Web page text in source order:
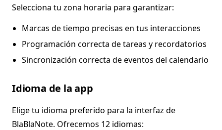
Selecciona tu zona horaria para garantizar:
Marcas de tiempo precisas en tus interacciones
Programación correcta de tareas y recordatorios
Sincronización correcta de eventos del calendario
Idioma de la app
Elige tu idioma preferido para la interfaz de
BlaBlaNote. Ofrecemos 12 idiomas: